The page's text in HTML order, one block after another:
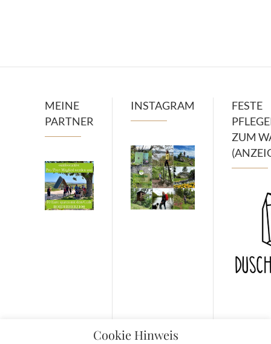
MEINE
PARTNER
INSTAGRAM
FESTE
ZUM
Cookie Hinweis